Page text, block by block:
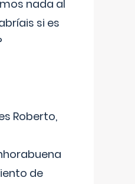
nada al
si es
Roberto,
de